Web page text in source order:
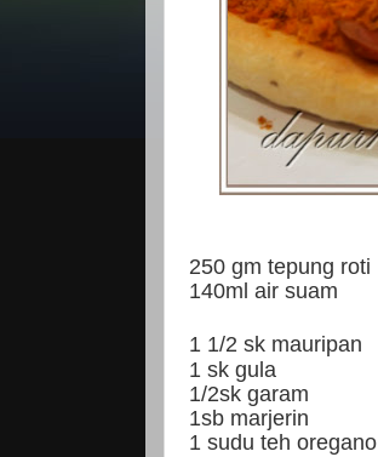
250 gm tepung roti
140ml air suam
1 1/2 sk mauripan
1 sk gula
1/2sk garam
1sb marjerin
1 sudu teh oregano